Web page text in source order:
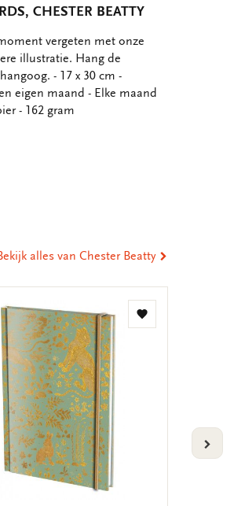
CHESTER BEATTY
vergeten met onze
illustratie. Hang de
- 17 x 30 cm -
eigen maand - Elke maand
- 162 gram
alles van Chester Beatty
Toevoegen